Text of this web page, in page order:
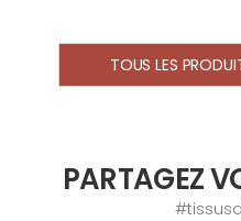
TOUS LES
PARTAGEZ